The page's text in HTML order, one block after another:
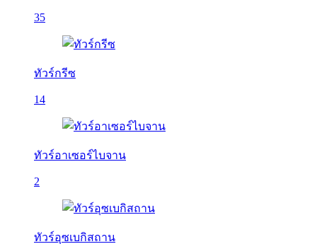
35
ทัวร์กรีซ
14
ทัวร์อาเซอร์ไบจาน
2
ทัวร์อุซเบกิสถาน